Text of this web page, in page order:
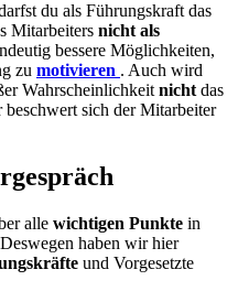
du als Führungskraft das
Mitarbeiters nicht als
bessere Möglichkeiten,
zu motivieren . Auch wird
Wahrscheinlichkeit nicht das
beschwert sich der Mitarbeiter
alle wichtigen Punkte in
haben wir hier
und Vorgesetzte